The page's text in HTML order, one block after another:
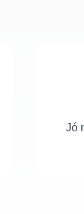
Jó